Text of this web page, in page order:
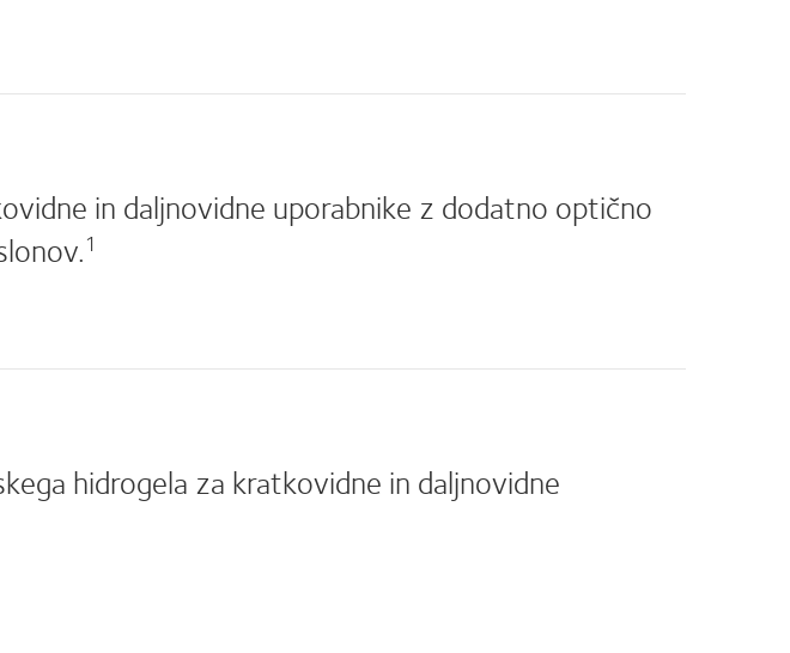
in daljnovidne uporabnike z dodatno optično
1
hidrogela za kratkovidne in daljnovidne